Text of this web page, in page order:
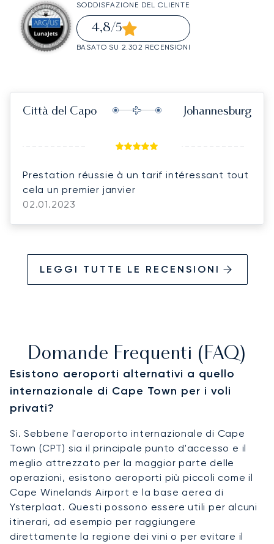
SODDISFAZIONE DEL CLIENTE
4,8/5
BASATO SU 2.302 RECENSIONI
Città del Capo Johannesburg
Prestation réussie à un tarif intéressant tout
cela un premier janvier
02.01.2023
LEGGI TUTTE LE RECENSIONI
Domande Frequenti (FAQ)
Esistono aeroporti alternativi a quello
internazionale di Cape Town per i voli
privati?
Sì. Sebbene l'aeroporto internazionale di Cape
Town (CPT) sia il principale punto d'accesso e il
meglio attrezzato per la maggior parte delle
operazioni, esistono aeroporti più piccoli come il
Cape Winelands Airport e la base aerea di
Ysterplaat. Questi possono essere utili per alcuni
itinerari, ad esempio per raggiungere
direttamente la regione dei vini o per evitare il